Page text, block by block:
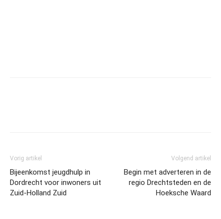
Vorig artikel
Bijeenkomst jeugdhulp in
Dordrecht voor inwoners uit
Zuid-Holland Zuid
Volgend artikel
Begin met adverteren in de
regio Drechtsteden en de
Hoeksche Waard